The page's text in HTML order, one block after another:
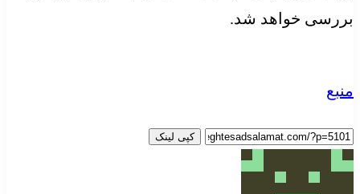
بررسی خواهد شد.
منبع
کپی لینک